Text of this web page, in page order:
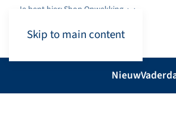
Skip to main content
Je bent hier: Shop.Opwekking
Nieuw